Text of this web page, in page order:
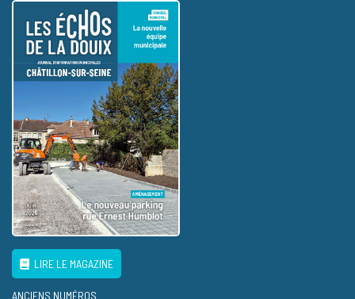
LIRE LE MAGAZINE
ANCIENS NUMÉROS